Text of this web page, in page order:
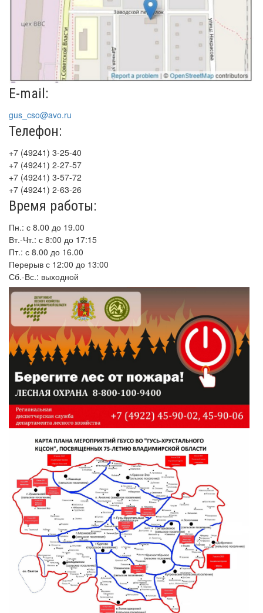
E-mail:
gus_cso@avo.ru
Телефон:
+7 (49241) 3-25-40
+7 (49241) 2-27-57
+7 (49241) 3-57-72
+7 (49241) 2-63-26
Время работы:
Пн.: с 8.00 до 19.00
Вт.-Чт.: с 8:00 до 17:15
Пт.: с 8.00 до 16.00
Перерыв с 12:00 до 13:00
Сб.-Вс.: выходной